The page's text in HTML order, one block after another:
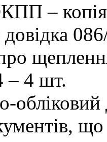
– копія
– 4 шт.